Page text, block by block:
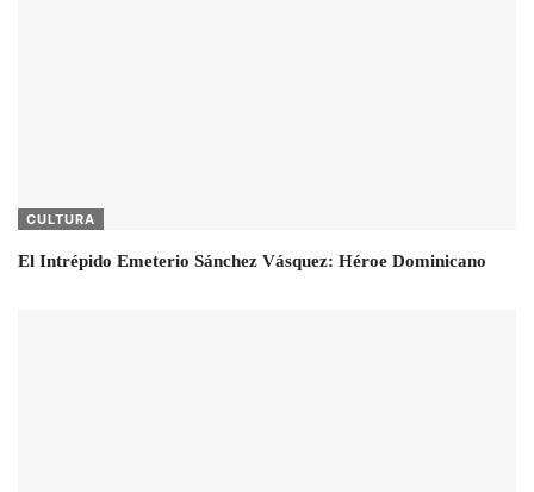
CULTURA
El Intrépido Emeterio Sánchez Vásquez: Héroe Dominicano